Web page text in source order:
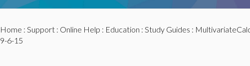
Home : Support: Online Help : Education : Study Guides :
9-6-15